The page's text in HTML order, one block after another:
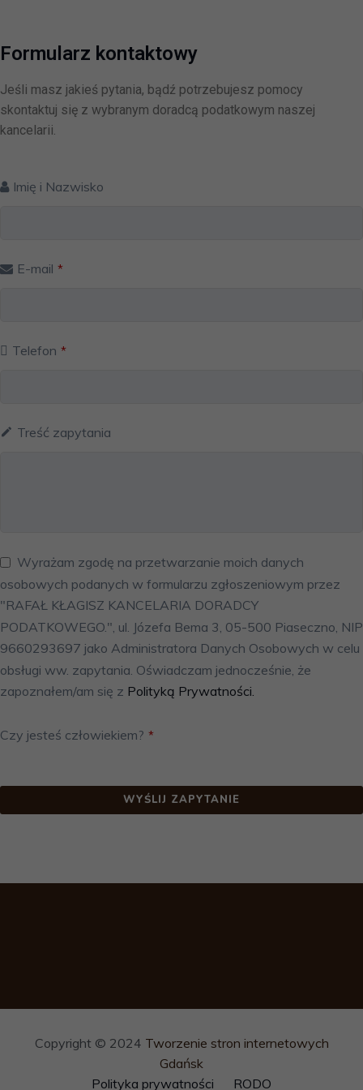
Formularz kontaktowy
Jeśli masz jakieś pytania, bądź potrzebujesz pomocy
skontaktuj się z wybranym doradcą podatkowym naszej
kancelarii.
Imię i Nazwisko
E-mail *
Telefon *
Treść zapytania
Wyrażam zgodę na przetwarzanie moich danych
osobowych podanych w formularzu zgłoszeniowym przez
"RAFAŁ KŁAGISZ KANCELARIA DORADCY
PODATKOWEGO.", ul. Józefa Bema 3, 05-500 Piaseczno, NIP
9660293697 jako Administratora Danych Osobowych w celu
obsługi ww. zapytania. Oświadczam jednocześnie, że
zapoznałem/am się z Polityką Prywatności.
Czy jesteś człowiekiem? *
WYŚLIJ ZAPYTANIE
Copyright © 2024 Tworzenie stron internetowych
Gdańsk
Polityka prywatności
RODO